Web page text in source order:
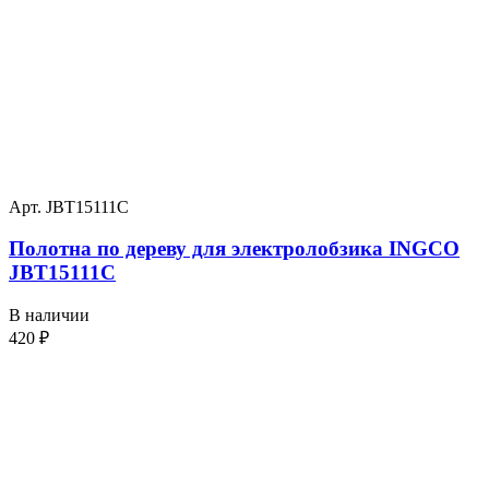
Арт. JBT15111C
Полотна по дереву для электролобзика INGCO
JBT15111C
В наличии
420 ₽